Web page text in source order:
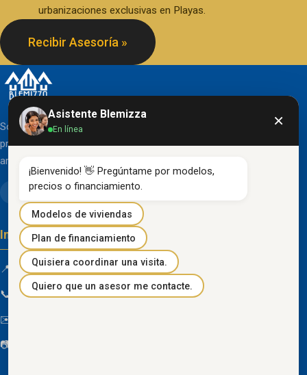
urbanizaciones exclusivas en Playas.
Recibir Asesoría »
Somos una organización líder en el desarrollo de
proyectos inmobiliarios que destacan por su diseño
arquitectónico clásico y acabados de primera línea.
Información de contacto
📍 Km 85 Vía Progreso, Playas, Guayas, Ecuador
📞 096 934 4318
✉️
📷
Asistente Blemizza
En línea ×
¡Bienvenido! 👋 Pregúntame por modelos,
precios o financiamiento.
Modelos de viviendas
Plan de financiamiento
Quisiera coordinar una visita.
Quiero que un asesor me contacte.